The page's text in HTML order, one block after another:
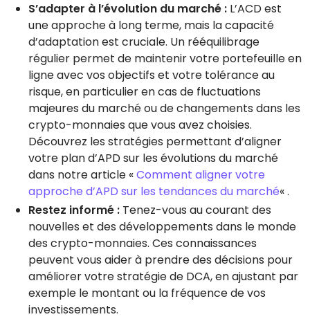
S’adapter à l’évolution du marché : L’ACD est
une approche à long terme, mais la capacité
d’adaptation est cruciale. Un rééquilibrage
régulier permet de maintenir votre portefeuille en
ligne avec vos objectifs et votre tolérance au
risque, en particulier en cas de fluctuations
majeures du marché ou de changements dans les
crypto-monnaies que vous avez choisies.
Découvrez les stratégies permettant d’aligner
votre plan d’APD sur les évolutions du marché
dans notre article «Comment aligner votre
approche d’APD sur les tendances du marché« .
Restez informé : Tenez-vous au courant des
nouvelles et des développements dans le monde
des crypto-monnaies. Ces connaissances
peuvent vous aider à prendre des décisions pour
améliorer votre stratégie de DCA, en ajustant par
exemple le montant ou la fréquence de vos
investissements.